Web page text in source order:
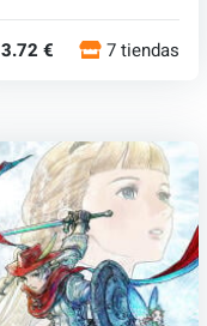
3.72 € 7 tiendas